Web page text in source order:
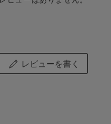
レビューを書く